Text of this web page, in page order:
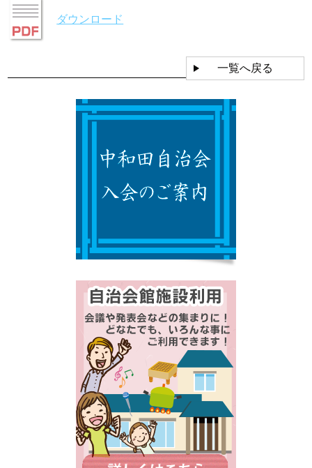
ダウンロード
一覧へ戻る